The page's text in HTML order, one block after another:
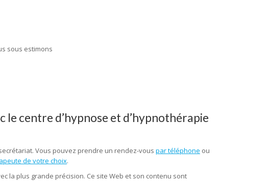
sous estimons
le centre d’hypnose et d’hypnothérapie
Vous pouvez prendre un rendez-vous par téléphone ou
de votre choix.
la plus grande précision. Ce site Web et son contenu sont